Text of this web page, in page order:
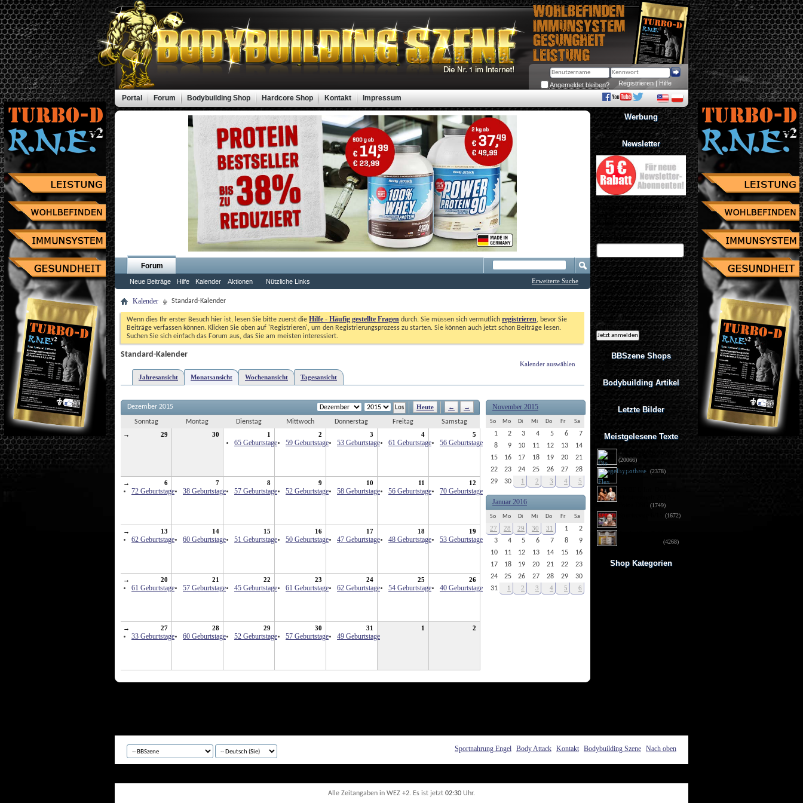
Angemeldet bleiben? Registrieren | Hilfe
Portal Forum Bodybuilding Shop Hardcore Shop Kontakt Impressum
Forum
Neue Beiträge Hilfe Kalender Aktionen Nützliche Links Erweiterte Suche
Kalender Standard-Kalender
Wenn dies Ihr erster Besuch hier ist, lesen Sie bitte zuerst die Hilfe - Häufig gestellte Fragen durch. Sie müssen sich vermutlich registrieren, bevor Sie
Beiträge verfassen können. Klicken Sie oben auf 'Registrieren', um den Registrierungsprozess zu starten. Sie können auch jetzt schon Beiträge lesen.
Suchen Sie sich einfach das Forum aus, das Sie am meisten interessiert.
Standard-Kalender
Kalender auswählen
Jahresansicht
Monatsansicht Wochenansicht Tagesansicht
Heute ← →
Dezember 2015
Sonntag Montag Dienstag Mittwoch Donnerstag Freitag
Samstag
→
29 30 1
65 Geburtstage
2
59 Geburtstage
3
53 Geburtstage
4
61 Geburtstage
5
56 Geburtstage
→ 6
72 Geburtstage
7
38 Geburtstage
8
57 Geburtstage
9
52 Geburtstage
10
58 Geburtstage
11
56 Geburtstage
12
70 Geburtstage
→ 13
62 Geburtstage
14
60 Geburtstage
15
51 Geburtstage
16
50 Geburtstage
17
47 Geburtstage
18
48 Geburtstage
19
53 Geburtstage
→ 20
61 Geburtstage
21
57 Geburtstage
22
45 Geburtstage
23
61 Geburtstage
24
62 Geburtstage
25
54 Geburtstage
26
40 Geburtstage
→ 27
33 Geburtstage
28
60 Geburtstage
29
52 Geburtstage
30
57 Geburtstage
31
49 Geburtstage
1 2
November 2015
So Mo Di Mi Do Fr Sa
1 2 3 4 5 6
7
8
9 10 11 12 13
14
15
16 17 18 19 20
21
22
23 24 25 26 27
28
29
30 1 2 3 4 5
Januar 2016
So Mo Di Mi Do Fr Sa
27 28 29 30 31 1
2
3
4 5 6 7 8
9
10
11 12 13 14 15
16
17
18 19 20 21 22
23
24
25 26 27 28 29
30
31
1 2 3 4 5 6
Werbung
Newsletter
Jetzt zum Newsletter anmelden
und Gutschein über 10%
eMail Adresse
Ich möchte regelmäßig interessante
Angebote per eMail erhalten. Meine
eMail-Adresse wird nicht an andere
Unternehmen weitergegeben. Diese
Einwilligung zur Nutzung meiner
eMail-Adresse für Werbezwecke kann
ich jederzeit mit Wirkung für die
Zukunft widerrufen.
BBSzene Shops
Bodybuilding Artikel
Letzte Bilder
Meistgelesene Texte
Die Spiegelhypothese
(20066)
Flex 05/15 (2378)
(1749)
(1672)
(4268)
Shop Kategorien
Sportnahrung Engel Body Attack Kontakt Bodybuilding Szene Nach oben
Alle Zeitangaben in WEZ +2. Es ist jetzt 02:30 Uhr.